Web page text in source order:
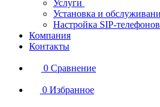
Услуги
Установка и
Настройка SIP-телефонов
Компания
Контакты
0 Сравнение
0 Избранное